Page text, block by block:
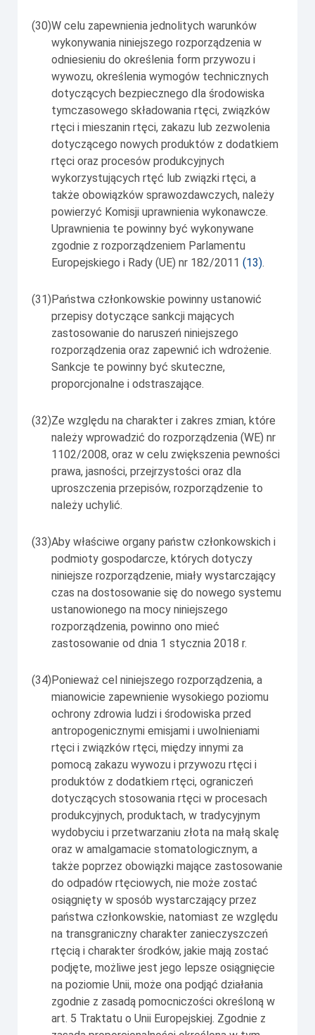
(30)W celu zapewnienia jednolitych warunków
wykonywania niniejszego rozporządzenia w
odniesieniu do określenia form przywozu i
wywozu, określenia wymogów technicznych
dotyczących bezpiecznego dla środowiska
tymczasowego składowania rtęci, związków
rtęci i mieszanin rtęci, zakazu lub zezwolenia
dotyczącego nowych produktów z dodatkiem
rtęci oraz procesów produkcyjnych
wykorzystujących rtęć lub związki rtęci, a
także obowiązków sprawozdawczych, należy
powierzyć Komisji uprawnienia wykonawcze.
Uprawnienia te powinny być wykonywane
zgodnie z rozporządzeniem Parlamentu
Europejskiego i Rady (UE) nr 182/2011 (13).
(31) Państwa członkowskie powinny ustanowić
przepisy dotyczące sankcji mających
zastosowanie do naruszeń niniejszego
rozporządzenia oraz zapewnić ich wdrożenie.
Sankcje te powinny być skuteczne,
proporcjonalne i odstraszające.
(32)Ze względu na charakter i zakres zmian, które
należy wprowadzić do rozporządzenia (WE) nr
1102/2008, oraz w celu zwiększenia pewności
prawa, jasności, przejrzystości oraz dla
uproszczenia przepisów, rozporządzenie to
należy uchylić.
(33)Aby właściwe organy państw członkowskich i
podmioty gospodarcze, których dotyczy
niniejsze rozporządzenie, miały wystarczający
czas na dostosowanie się do nowego systemu
ustanowionego na mocy niniejszego
rozporządzenia, powinno ono mieć
zastosowanie od dnia 1 stycznia 2018 r.
(34) Ponieważ cel niniejszego rozporządzenia, a
mianowicie zapewnienie wysokiego poziomu
ochrony zdrowia ludzi i środowiska przed
antropogenicznymi emisjami i uwolnieniami
rtęci i związków rtęci, między innymi za
pomocą zakazu wywozu i przywozu rtęci i
produktów z dodatkiem rtęci, ograniczeń
dotyczących stosowania rtęci w procesach
produkcyjnych, produktach, w tradycyjnym
wydobyciu i przetwarzaniu złota na małą skalę
oraz w amalgamacie stomatologicznym, a
także poprzez obowiązki mające zastosowanie
do odpadów rtęciowych, nie może zostać
osiągnięty w sposób wystarczający przez
państwa członkowskie, natomiast ze względu
na transgraniczny charakter zanieczyszczeń
rtęcią i charakter środków, jakie mają zostać
podjęte, możliwe jest jego lepsze osiągnięcie
na poziomie Unii, może ona podjąć działania
zgodnie z zasadą pomocniczości określoną w
art. 5 Traktatu o Unii Europejskiej. Zgodnie z